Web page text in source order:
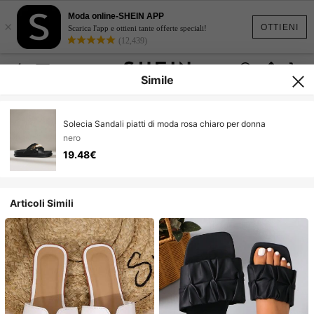
OTTIENI
×
Moda online-SHEIN APP
Scarica l'app e ottieni tante offerte speciali!
(12,439)
Simile
Solecia Sandali piatti di moda rosa chiaro per donna
nero
19.48€
Articoli Simili